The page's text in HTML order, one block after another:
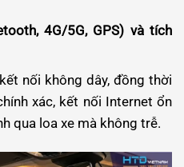
4G/5G, GPS) và tích
nối không dây, đồng thời
xác, kết nối Internet ổn
qua loa xe mà không trễ.